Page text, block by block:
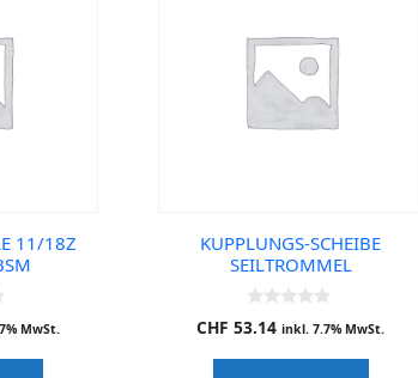
11/18Z
MwSt.
KUPPLUNGS-SCHEIBE
SEILTROMMEL
0
o
CHF 53.14 inkl. 7.7% MwSt.